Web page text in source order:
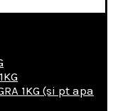
1KG (si pt apa